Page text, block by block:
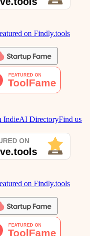
IndieAI DirectoryFind us